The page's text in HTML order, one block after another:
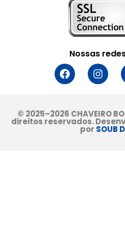
Nossas
© 2025–2026 CHAVEIRO
direitos reservados.
por SOUB